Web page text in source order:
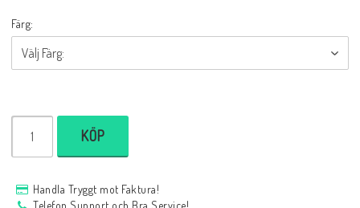
Färg:
KÖP
Handla Tryggt mot Faktura!
Telefon Support och Bra Service!